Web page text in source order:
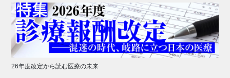
26年度改定から読む医療の未来